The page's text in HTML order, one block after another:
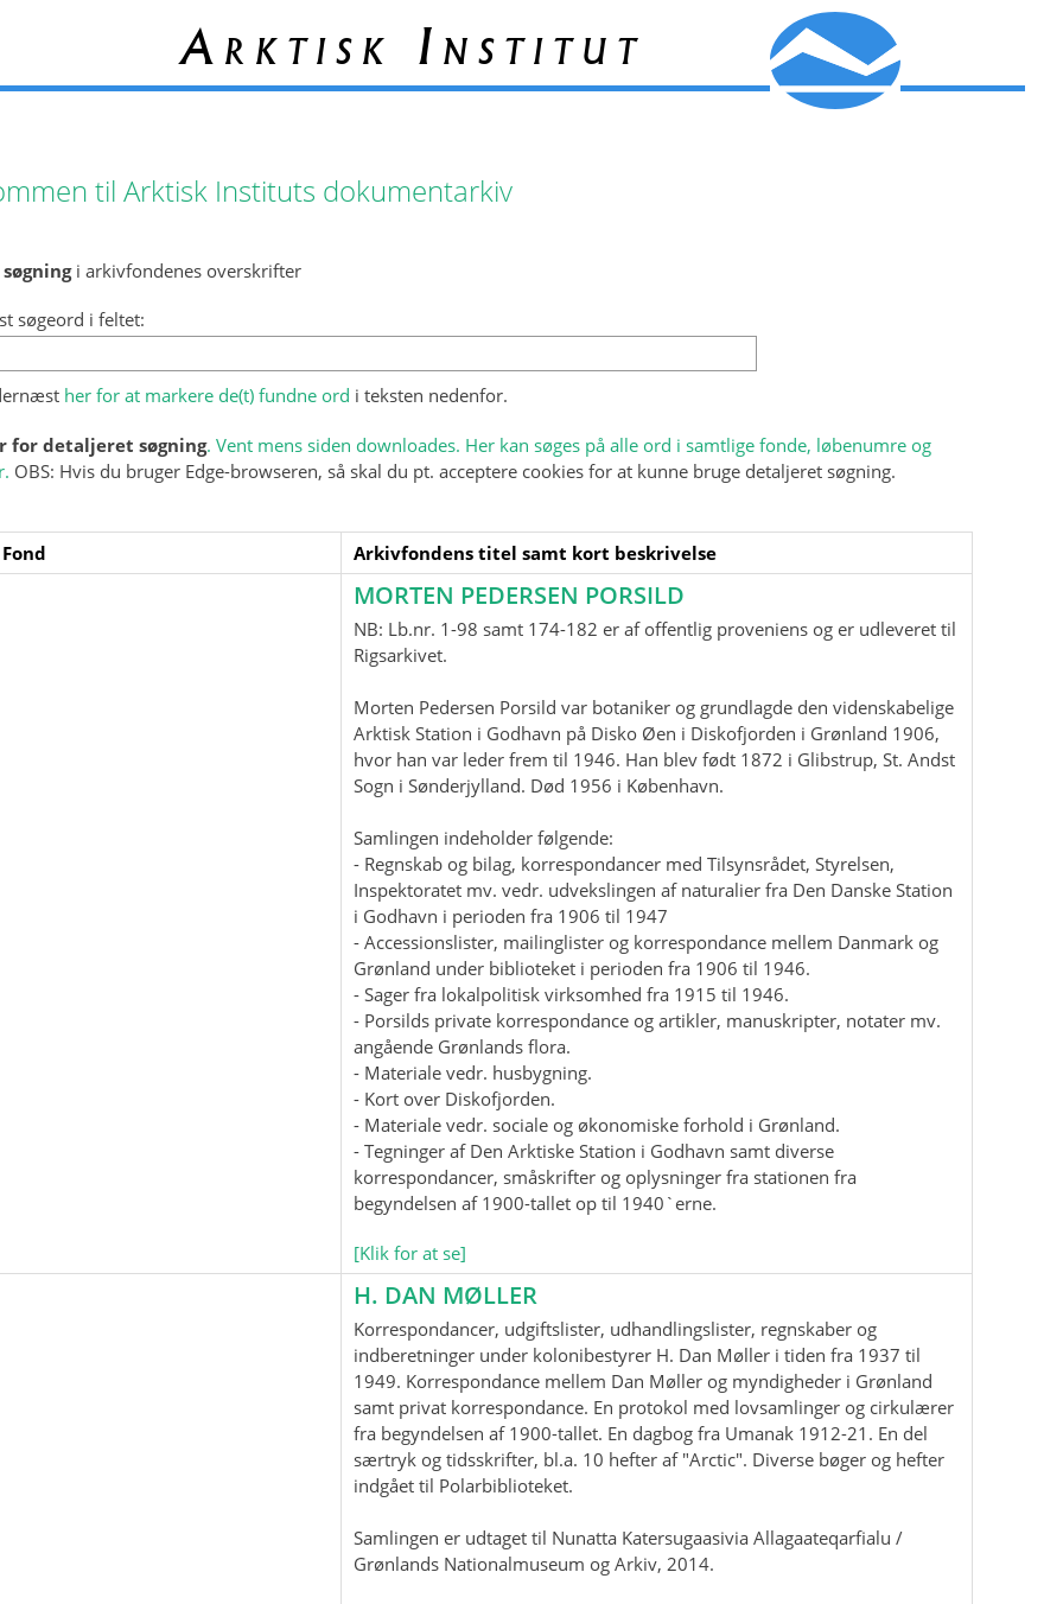
Arktisk Institut
til Arktisk Instituts dokumentarkiv
i arkivfondenes overskrifter
søgeord i feltet:
her for at markere de(t) fundne ord i teksten nedenfor.
for detaljeret søgning. Vent mens siden downloades. Her kan søges på alle ord i samtlige fonde, løbenumre og
OBS: Hvis du bruger Edge-browseren, så skal du pt. acceptere cookies for at kunne bruge detaljeret søgning.
Arkivfondens titel samt kort beskrivelse
MORTEN PEDERSEN PORSILD
NB: Lb.nr. 1-98 samt 174-182 er af offentlig proveniens og er udleveret til
Rigsarkivet.
Morten Pedersen Porsild var botaniker og grundlagde den videnskabelige
Arktisk Station i Godhavn på Disko Øen i Diskofjorden i Grønland 1906,
hvor han var leder frem til 1946. Han blev født 1872 i Glibstrup, St. Andst
Sogn i Sønderjylland. Død 1956 i København.
Samlingen indeholder følgende:
- Regnskab og bilag, korrespondancer med Tilsynsrådet, Styrelsen,
Inspektoratet mv. vedr. udvekslingen af naturalier fra Den Danske Station
i Godhavn i perioden fra 1906 til 1947
- Accessionslister, mailinglister og korrespondance mellem Danmark og
Grønland under biblioteket i perioden fra 1906 til 1946.
- Sager fra lokalpolitisk virksomhed fra 1915 til 1946.
- Porsilds private korrespondance og artikler, manuskripter, notater mv.
angående Grønlands flora.
- Materiale vedr. husbygning.
- Kort over Diskofjorden.
- Materiale vedr. sociale og økonomiske forhold i Grønland.
- Tegninger af Den Arktiske Station i Godhavn samt diverse
korrespondancer, småskrifter og oplysninger fra stationen fra
begyndelsen af 1900-tallet op til 1940`erne.
[Klik for at se]
H. DAN MØLLER
Korrespondancer, udgiftslister, udhandlingslister, regnskaber og
indberetninger under kolonibestyrer H. Dan Møller i tiden fra 1937 til
1949. Korrespondance mellem Dan Møller og myndigheder i Grønland
samt privat korrespondance. En protokol med lovsamlinger og cirkulærer
fra begyndelsen af 1900-tallet. En dagbog fra Umanak 1912-21. En del
særtryk og tidsskrifter, bl.a. 10 hefter af "Arctic". Diverse bøger og hefter
indgået til Polarbiblioteket.
Samlingen er udtaget til Nunatta Katersugaasivia Allagaateqarfialu /
Grønlands Nationalmuseum og Arkiv, 2014.